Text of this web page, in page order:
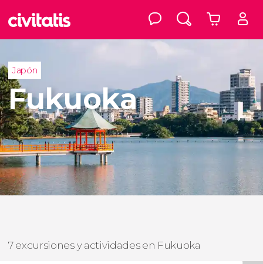
Japón
Fukuoka
7 excursiones y actividades en Fukuoka